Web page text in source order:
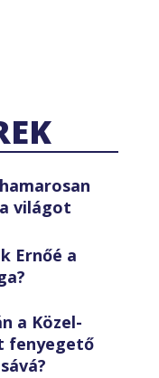
világot
Ernőé a
a Közel-
fenyegető